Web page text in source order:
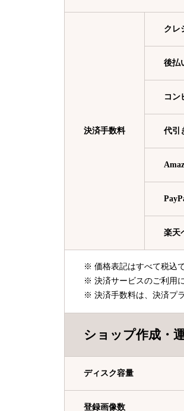
決済手数料
クレ
後払
コン
代引
楽天
※ 価格表記はすべて税込で
※ 決済サービスのご利用
※ 決済手数料は、決済プ
ショップ作成・
ディスク容量
登録画像数